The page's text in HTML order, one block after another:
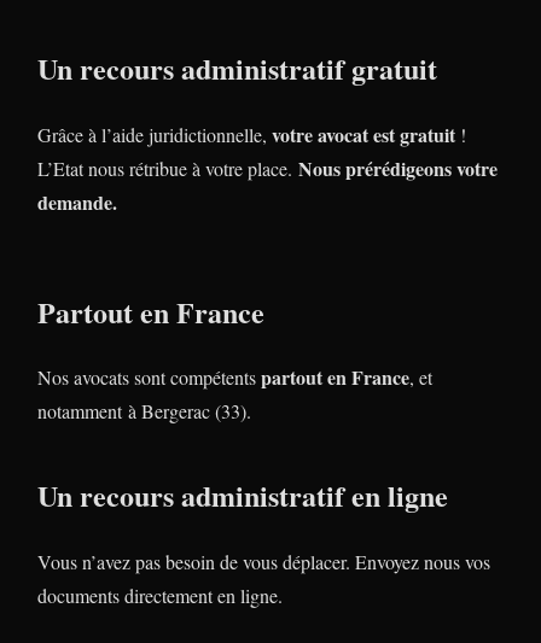
Un recours administratif gratuit
Grâce à l’aide juridictionnelle, votre avocat est gratuit !
L’Etat nous rétribue à votre place. Nous prérédigeons votre
demande.
Partout en France
Nos avocats sont compétentspartout en France, et
notamment à Bergerac (33).
Un recours administratif en ligne
Vous n’avez pas besoin de vous déplacer. Envoyez nous vos
documents directement en ligne.